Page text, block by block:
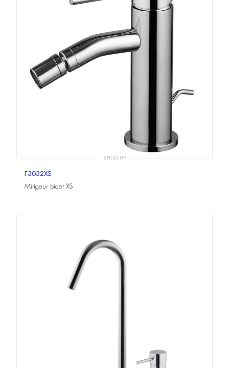
SPILLO UP
F3032XS
Mitigeur bidet XS